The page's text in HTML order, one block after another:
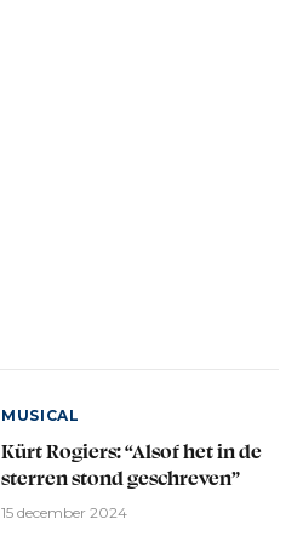
MUSICAL
Kürt Rogiers: “Alsof het in de
sterren stond geschreven”
15 december 2024